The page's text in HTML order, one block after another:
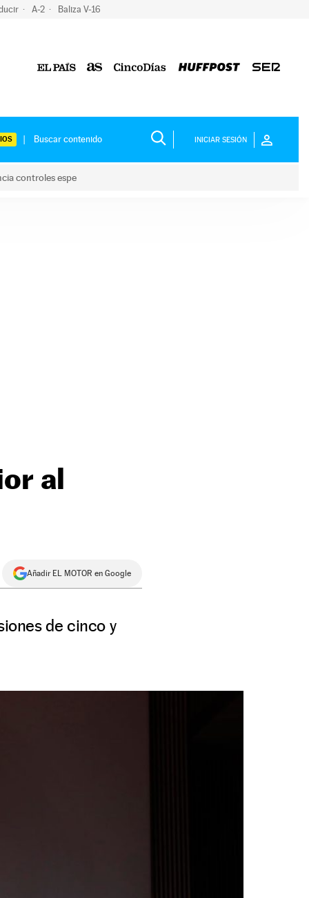
A-2 Baliza V-16
INICIAR SESIÓN
controles espe
al
Añadir EL MOTOR en Google
de cinco y